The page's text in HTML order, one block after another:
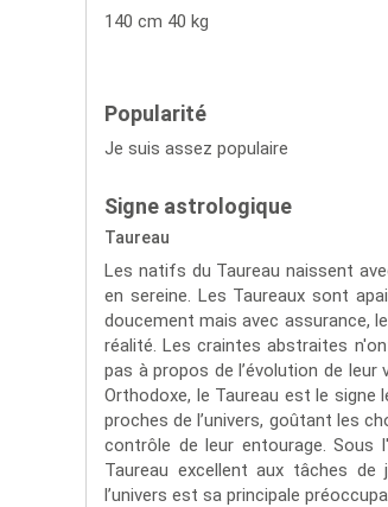
140 cm 40 kg
Popularité
Je suis assez populaire
Signe astrologique
Taureau
Les natifs du Taureau naissent
en sereine. Les Taureaux sont
doucement mais avec assurance,
réalité. Les craintes abstraites
pas à propos de l’évolution de
Orthodoxe, le Taureau est le signe
proches de l’univers, goûtant les
contrôle de leur entourage.
Taureau excellent aux tâches de
l’univers est sa principale